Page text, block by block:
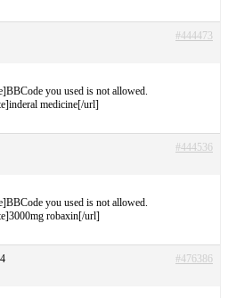
#444473
you used is not allowed.
medicine[/url]
#444536
you used is not allowed.
robaxin[/url]
#476386